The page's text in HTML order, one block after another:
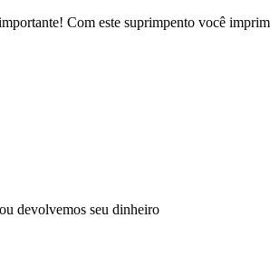
Com este suprimpento você
devolvemos seu dinheiro